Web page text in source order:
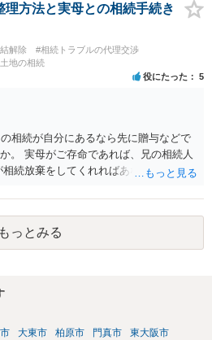
理方法と実母との相続手続き
解除
#相続トラブルの代理交渉
地の相続
役にたった 5
相続が自分にあるなら先に贈与などで
。 実母がご存命であれば、兄の相続人
続放棄をしてくれればあなた方兄弟及
もっとみる
大東市 柏原市 門真市
東大阪市